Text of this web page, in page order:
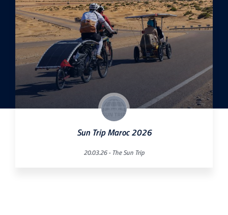
Sun Trip Maroc 2026
20.03.26 - The Sun Trip